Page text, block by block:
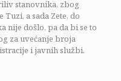
stanovnika, zbog
a sada Zete, do
nije došlo, pa da bi se to
za uvećanje broja
i javnih službi.